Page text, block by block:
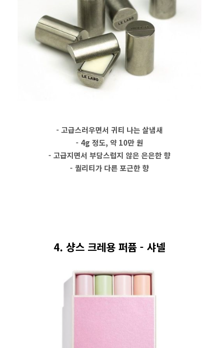
- 고급스러우면서 귀티 나는 살냄새
- 4g 정도, 약 10만 원
- 고급지면서 부담스럽지 않은 은은한 향
- 퀄리티가 다른 포근한 향
4. 샹스 크레용 퍼퓸 - 샤넬